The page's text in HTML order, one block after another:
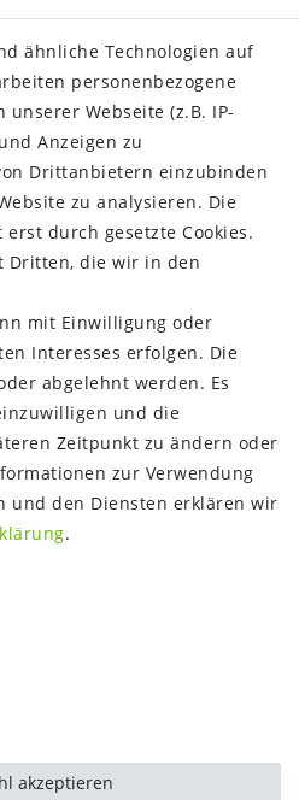
ähnliche Technologien auf
personenbezogene
Webseite (z.B. IP-
Anzeigen zu
Drittanbietern einzubinden
zu analysieren. Die
durch gesetzte Cookies.
Dritten, die wir in den
mit Einwilligung oder
Interesses erfolgen. Die
abgelehnt werden. Es
und die
Zeitpunkt zu ändern oder
zur Verwendung
und den Diensten erklären wir
.
akzeptieren